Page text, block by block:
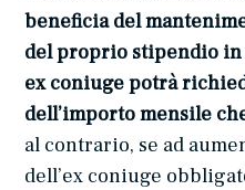
beneficia del
del proprio stipendio in
ex coniuge potrà
dell’importo mensile
al contrario, se ad
dell’ex coniuge